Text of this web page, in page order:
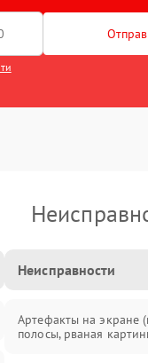
Неисправности
Артефакты на экране
полосы, рваная